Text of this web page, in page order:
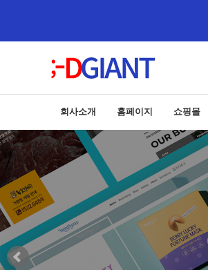
회사소개 홈페이지 쇼핑몰